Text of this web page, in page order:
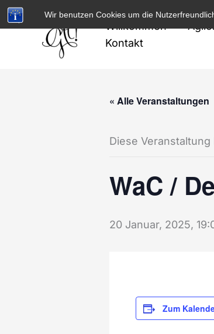
Wir benutzen Cookies um die
Zum
Inhalt
springen
Willkommen
Kontakt
« Alle Veranstaltungen
Diese
WaC /
20 Januar, 2025,
Zum